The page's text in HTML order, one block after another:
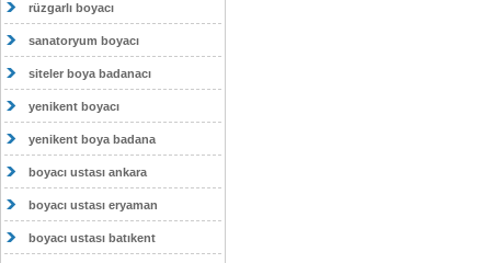
rüzgarlı boyacı
sanatoryum boyacı
siteler boya badanacı
yenikent boyacı
yenikent boya badana
boyacı ustası ankara
boyacı ustası eryaman
boyacı ustası batıkent